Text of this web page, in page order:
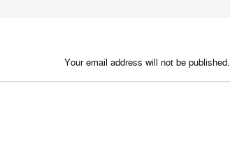
Your email address will not be published.